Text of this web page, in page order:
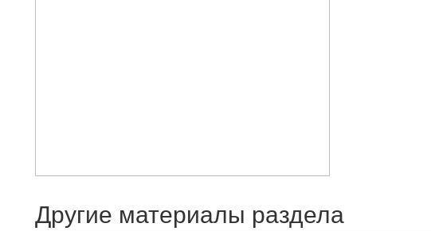
Другие материалы раздела